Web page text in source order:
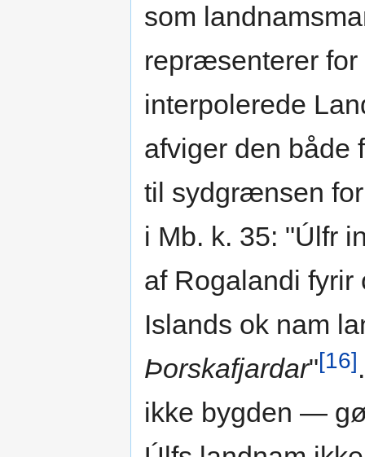
som
repræsenterer for
interpolerede
afviger den både
til sydgrænsen
i Mb. k. 35: "Úlfr
af Rogalandi fyrir
Islands ok nam
Þorskafjardar"[16]
ikke bygden —